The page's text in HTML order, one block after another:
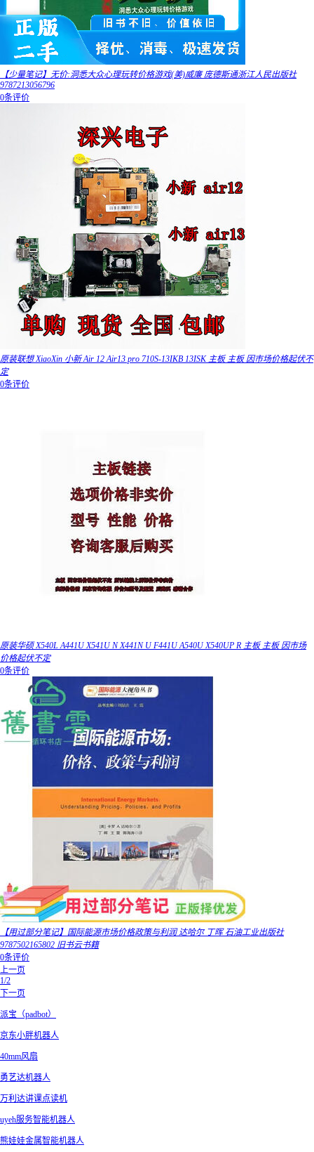
【少量笔记】无价:洞悉大众心理玩转价格游戏(美)威廉 庞德斯通浙江人民出版社
9787213056796
0条评价
原装联想 XiaoXin 小新 Air 12 Air13 pro 710S-13IKB 13ISK 主板 主板 因市场价格起伏不
定
0条评价
原装华硕 X540L A441U X541U N X441N U F441U A540U X540UP R 主板 主板 因市场
价格起伏不定
0条评价
【用过部分笔记】国际能源市场价格政策与利润 达哈尔 丁晖 石油工业出版社
9787502165802 旧书云书籍
0条评价
上一页
1/2
下一页
派宝（padbot）
京东小胖机器人
40mm风扇
勇艺达机器人
万利达讲课点读机
uyeh服务智能机器人
熊娃娃金属智能机器人